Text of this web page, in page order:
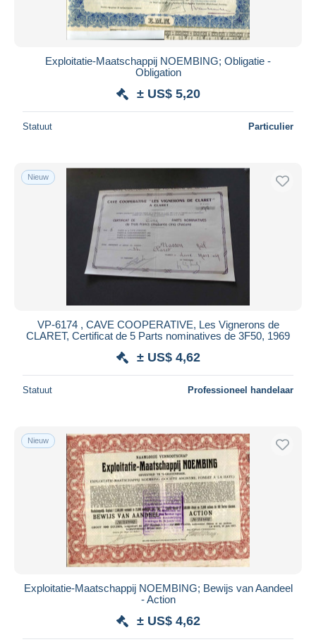
Exploitatie-Maatschappij NOEMBING; Obligatie -
Obligation
± US$ 5,20
Statuut Particulier
Nieuw
VP-6174 , CAVE COOPERATIVE, Les Vignerons de
CLARET, Certificat de 5 Parts nominatives de 3F50, 1969
± US$ 4,62
Statuut Professioneel handelaar
Nieuw
Exploitatie-Maatschappij NOEMBING; Bewijs van Aandeel
- Action
± US$ 4,62